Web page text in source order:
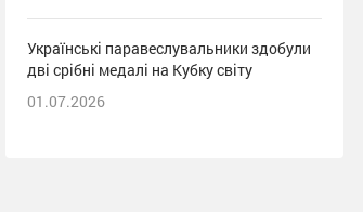
Українські паравеслувальники здобули
дві срібні медалі на Кубку світу
01.07.2026